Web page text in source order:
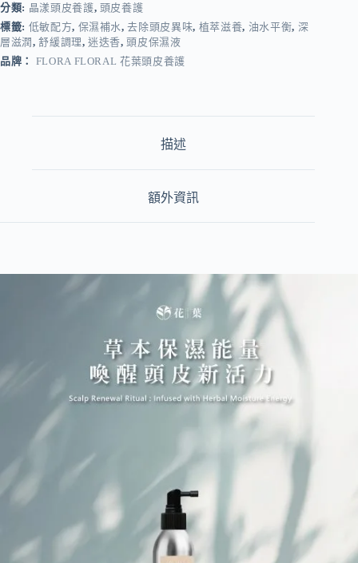
分類: 晶漾頭皮養護, 頭皮養護
標籤: 低敏配方, 保濕補水,去除頭皮異味, 植萃滋養, 油水平衡, 深
層滋潤 ,舒緩調理,迷迭香,頭皮保濕液
品牌： FLORA FLORAL 花葉頭皮養護
描述
額外資訊